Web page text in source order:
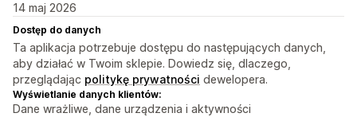
14 maj 2026
Dostęp do danych
Ta aplikacja potrzebuje dostępu do następujących danych,
aby działać w Twoim sklepie. Dowiedz się, dlaczego,
przeglądając politykę prywatności dewelopera.
Wyświetlanie danych klientów:
Dane wrażliwe, dane urządzenia i aktywności